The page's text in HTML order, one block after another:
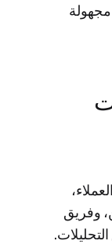
وفريق